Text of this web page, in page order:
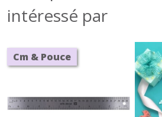
intéressé par
Cm & Pouce